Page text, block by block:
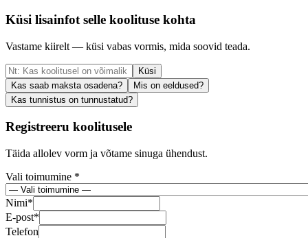
Küsi lisainfot selle koolituse kohta
Vastame kiirelt — küsi vabas vormis, mida soovid teada.
Küsi
Kas saab maksta osadena?
Mis on eeldused?
Kas tunnistus on tunnustatud?
Registreeru koolitusele
Täida allolev vorm ja võtame sinuga ühendust.
Vali toimumine *
Nimi*
E-post*
Telefon